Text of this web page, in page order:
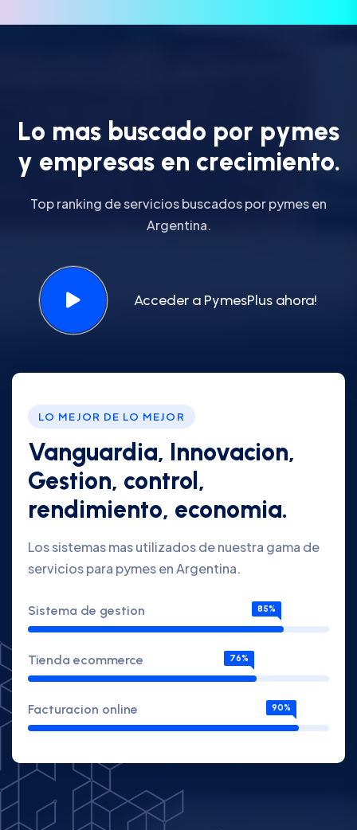
Lo mas buscado por pymes
y empresas en crecimiento.
Top ranking de servicios buscados por pymes en
Argentina.
Acceder a PymesPlus ahora!
LO MEJOR DE LO MEJOR
Vanguardia, Innovacion,
Gestion, control,
rendimiento, economia.
Los sistemas mas utilizados de nuestra gama de
servicios para pymes en Argentina.
Sistema de gestion 85%
Tienda ecommerce 76%
Facturacion online 90%